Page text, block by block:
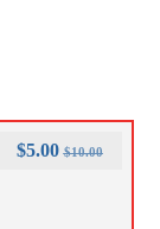
$10.00
$5.00